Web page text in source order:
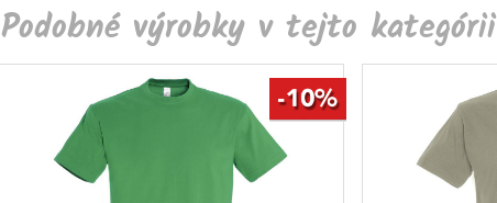
Podobné výrobky v tejto kategórii